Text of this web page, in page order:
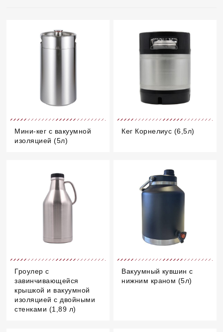
Мини-кег с вакуумной
изоляцией (5л)
Кег Корнелиус (6,5л)
Гроулер с
завинчивающейся
крышкой и вакуумной
изоляцией с двойными
стенками (1,89 л)
Вакуумный кувшин с
нижним краном (5л)